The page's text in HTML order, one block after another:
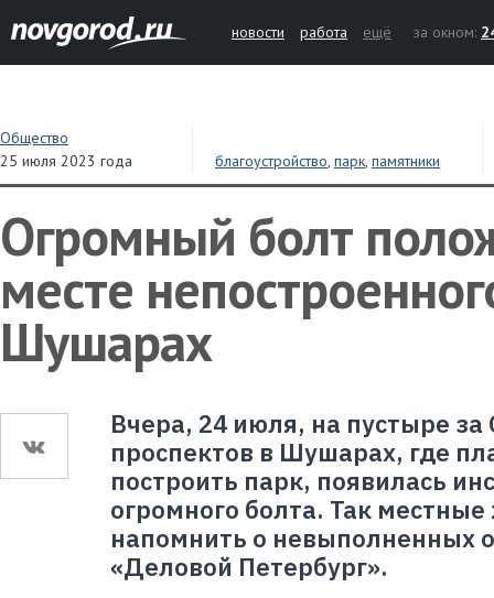
новости работа ещё за окном:
Общество
25 июля 2023 года
благоустройство, парк, памятники
Огромный болт
месте
Шушарах
Вчера, 24 июля, на пустыре за
проспектов в Шушарах, где
построить парк, появилась
огромного болта. Так
напомнить о невыполненных
«Деловой Петербург».